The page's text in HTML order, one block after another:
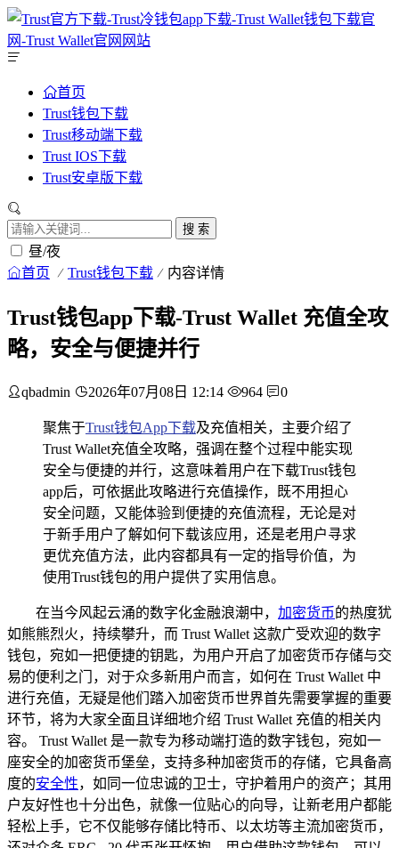
首页
Trust钱包下载
Trust移动端下载
Trust IOS下载
Trust安卓版下载
搜 索
昼/夜
首页 Trust钱包下载 内容详情
Trust钱包app下载-Trust Wallet 充值全攻
略，安全与便捷并行
qbadmin 2026年07月08日 12:14 964 0
聚焦于Trust钱包App下载及充值相关，主要介绍了
Trust Wallet充值全攻略，强调在整个过程中能实现
安全与便捷的并行，这意味着用户在下载Trust钱包
app后，可依据此攻略进行充值操作，既不用担心
安全问题，又能体验到便捷的充值流程，无论是对
于新手用户了解如何下载该应用，还是老用户寻求
更优充值方法，此内容都具有一定的指导价值，为
使用Trust钱包的用户提供了实用信息。
在当今风起云涌的数字化金融浪潮中， 加密货币的热度犹
如熊熊烈火，持续攀升，而 Trust Wallet 这款广受欢迎的数字
钱包，宛如一把便捷的钥匙，为用户开启了加密货币存储与交
易的便利之门，对于众多新用户而言，如何在 Trust Wallet 中
进行充值，无疑是他们踏入加密货币世界首先需要掌握的重要
环节，将为大家全面且详细地介绍 Trust Wallet 充值的相关内
容。 Trust Wallet 是一款专为移动端打造的数字钱包，宛如一
座安全的加密货币堡垒，支持多种加密货币的存储，它具备高
度的安全性，如同一位忠诚的卫士，守护着用户的资产；其用
户友好性也十分出色，就像一位贴心的向导，让新老用户都能
轻松上手，它不仅能够存储比特币、以太坊等主流加密货币，